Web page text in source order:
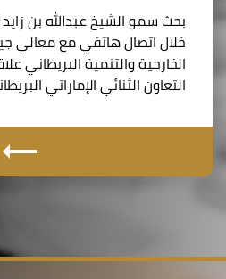
بحث سمو الشيخ عبدالله بن زايد
خلال اتصال هاتفي مع معالي
الخارجية والتنمية البريطاني
التعاون الثنائي الإماراتي